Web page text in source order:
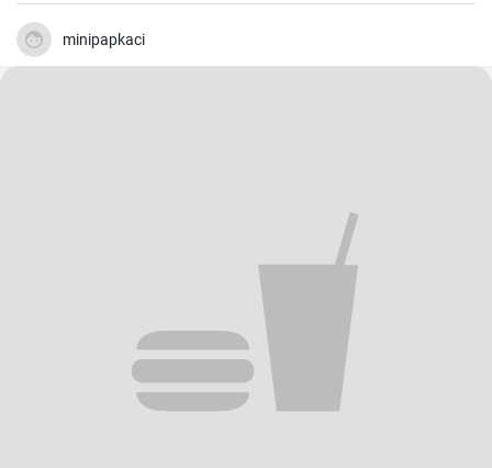
minipapkaci